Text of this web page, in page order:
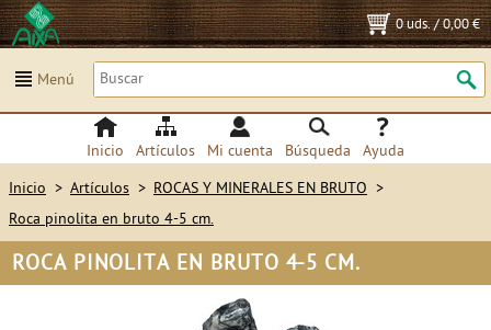
0 uds./0,00 €
Menú
Inicio Artículos Mi cuenta Búsqueda Ayuda
Inicio > Artículos > ROCAS Y MINERALES EN BRUTO >
Roca pinolita en bruto 4-5 cm.
ROCA PINOLITA EN BRUTO 4-5 CM.